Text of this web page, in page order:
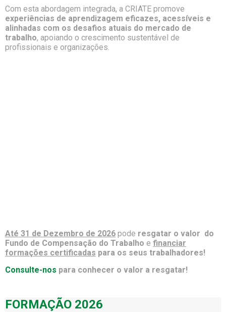
Com esta abordagem integrada, a CRIATE promove
experiências de aprendizagem eficazes, acessíveis e
alinhadas com os desafios atuais do mercado de
trabalho, apoiando o crescimento sustentável de
profissionais e organizações.
Até 31 de Dezembro de 2026 pode resgatar o valor do
Fundo de Compensação do Trabalho e financiar
formações certificadas para os seus trabalhadores!
Consulte-nos para conhecer o valor a resgatar!
FORMAÇÃO 2026